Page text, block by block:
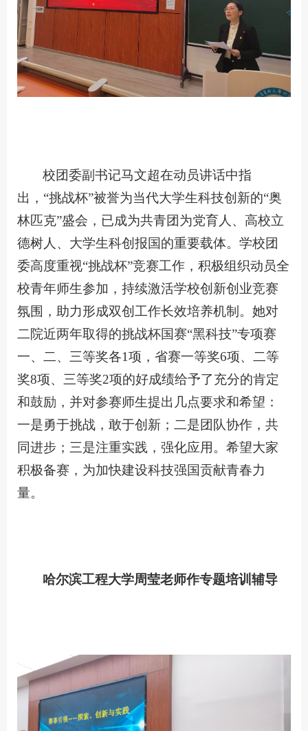
校团委副书记马文超在动员讲话中指
出，“挑战杯”被誉为当代大学生科技创新的“奥
林匹克”盛会，已成为共青团为党育人、高校立
德树人、大学生科创报国的重要载体。学校团
委高度重视“挑战杯”竞赛工作，积极组织动员全
校青年师生参加，持续激活学校创新创业竞赛
氛围，助力形成双创工作长效培养机制。她对
二院近两年取得的挑战杯国赛“黑科技”专项赛
一、二、三等奖各1项，省赛一等奖6项、二等
奖8项、三等奖2项的好成绩给予了充分的肯定
和鼓励，并对参赛师生提出几点要求和希望：
一是勇于挑战，敢于创新；二是团队协作，共
同进步；三是注重实践，强化应用。希望大家
积极备赛，为加快建设科技强国贡献青春力
量。
哈尔滨工程大学周莹老师作专题培训辅导